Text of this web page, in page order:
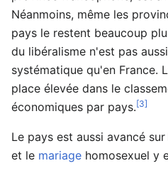
Néanmoins, même les
pays le restent beaucoup
du libéralisme n'est pas
systématique qu'en France.
place élevée dans le
économiques par pays.[3]
Le pays est aussi avancé
et le mariage homosexuel y